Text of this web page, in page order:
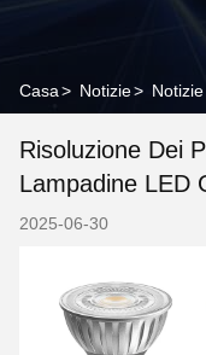
Casa> Notizie>
Risoluzione Dei
Lampadine LED
2025-06-30